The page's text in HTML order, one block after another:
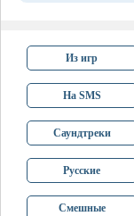
Из игр
На SMS
Саундтреки
Русские
Смешные